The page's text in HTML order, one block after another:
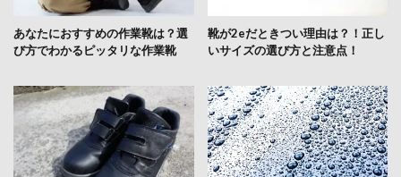
あなたにおすすめの作業靴は？選
び方でわかるピッタリな作業靴
靴が2eだときつい理由は？！正し
いサイズの選び方と注意点！